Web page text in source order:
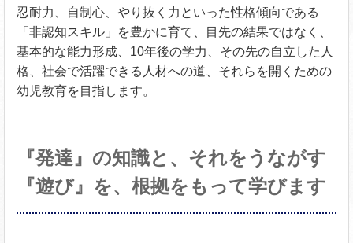
忍耐力、自制心、やり抜く力といった性格傾向である
「非認知スキル」を豊かに育て、目先の結果ではなく、
基本的な能力形成、10年後の学力、その先の自立した人
格、社会で活躍できる人材への道、それらを開くための
幼児教育を目指します。
『発達』の知識と、それをうながす
『遊び』を、根拠をもって学びます